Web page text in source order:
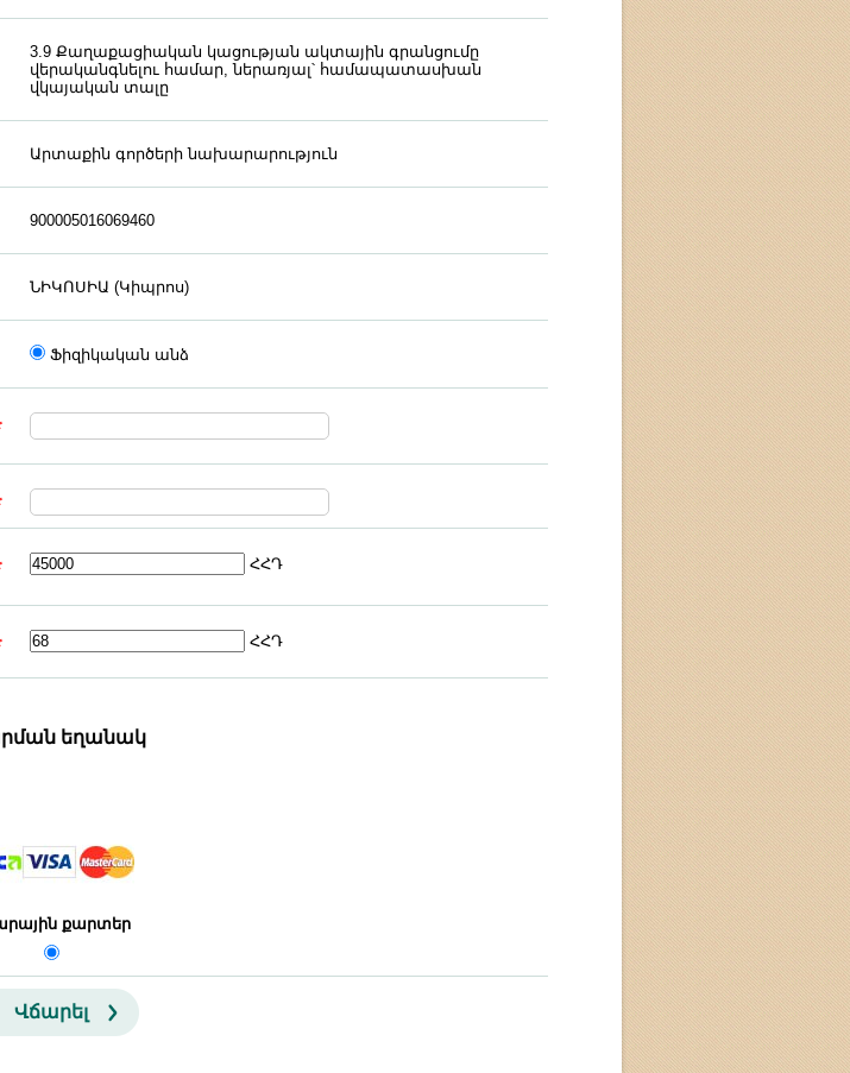
3.9 Քաղաքացիական կացության ակտային գրանցումը
վերականգնելու համար, ներառյալ՝ համապատասխան
վկայական տալը
Արտաքին գործերի նախարարություն
900005016069460
ՆԻԿՈՍԻԱ (Կիպրոս)
Ֆիզիկական անձ
ՀՀԴ
ՀՀԴ
եղանակ
քարտեր
Վճարել